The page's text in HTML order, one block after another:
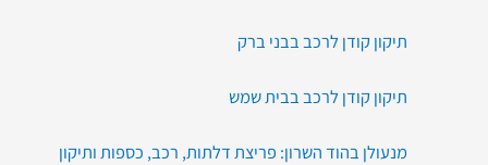
תיקון קודן לרכב בבני ברק
תיקון קודן לרכב בבית שמש
מנעולן בהוד השרון: פריצת דלתות, רכב, כספות ותיקון